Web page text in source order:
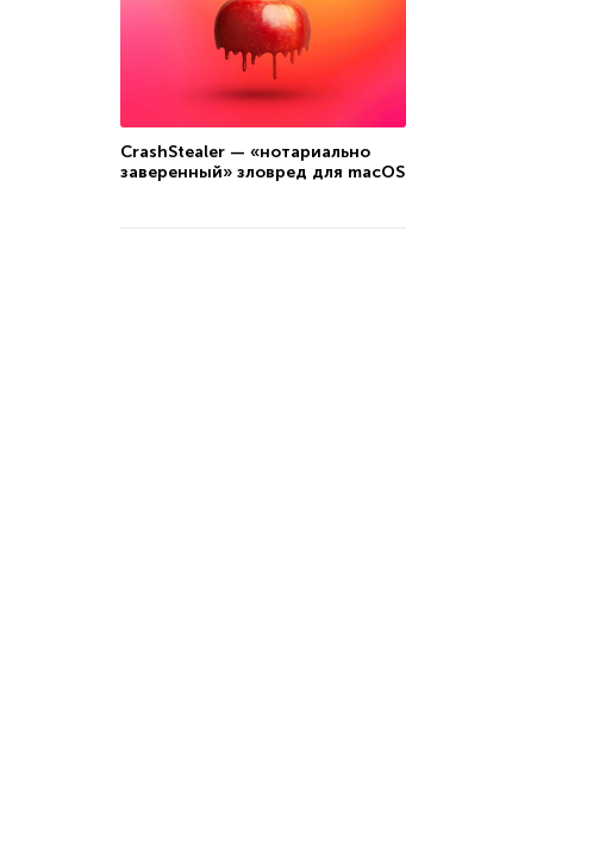
CrashStealer — «нотариально
заверенный» зловред для macOS